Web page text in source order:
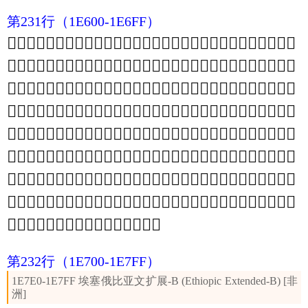
第231行 （1E600-1E6FF）
𞘀𞘁𞘂𞘃𞘄𞘅𞘆𞘇𞘈𞘉𞘊𞘋𞘌𞘍𞘎𞘏𞘐𞘑𞘒𞘓𞘔𞘕𞘖𞘗𞘘𞘙𞘚𞘛𞘜𞘝
𞘞𞘟𞘠𞘡𞘢𞘣𞘤𞘥𞘦𞘧𞘨𞘩𞘪𞘫𞘬𞘭𞘮𞘯𞘰𞘱𞘲𞘳𞘴𞘵𞘶𞘷𞘸𞘹𞘺𞘻
𞘼𞘽𞘾𞘿𞙀𞙁𞙂𞙃𞙄𞙅𞙆𞙇𞙈𞙉𞙊𞙋𞙌𞙍𞙎𞙏𞙐𞙑𞙒𞙓𞙔𞙕𞙖𞙗𞙘𞙙
𞙚𞙛𞙜𞙝𞙞𞙟𞙠𞙡𞙢𞙣𞙤𞙥𞙦𞙧𞙨𞙩𞙪𞙫𞙬𞙭𞙮𞙯𞙰𞙱𞙲𞙳𞙴𞙵𞙶𞙷
𞙸𞙹𞙺𞙻𞙼𞙽𞙾𞙿𞚀𞚁𞚂𞚃𞚄𞚅𞚆𞚇𞚈𞚉𞚊𞚋𞚌𞚍𞚎𞚏𞚐𞚑𞚒𞚓𞚔𞚕
𞚖𞚗𞚘𞚙𞚚𞚛𞚜𞚝𞚞𞚟𞚠𞚡𞚢𞚣𞚤𞚥𞚦𞚧𞚨𞚩𞚪𞚫𞚬𞚭𞚮𞚯𞚰𞚱𞚲𞚳
𞚴𞚵𞚶𞚷𞚸𞚹𞚺𞚻𞚼𞚽𞚾𞚿𞛀𞛁𞛂𞛃𞛄𞛅𞛆𞛇𞛈𞛉𞛊𞛋𞛌𞛍𞛎𞛏𞛐𞛑
𞛒𞛓𞛔𞛕𞛖𞛗𞛘𞛙𞛚𞛛𞛜𞛝𞛞𞛟𞛠𞛡𞛢𞛣𞛤𞛥𞛦𞛧𞛨𞛩𞛪𞛫𞛬𞛭𞛮𞛯
𞛰𞛱𞛲𞛳𞛴𞛵𞛶𞛷𞛸𞛹𞛺𞛻𞛼𞛽𞛾𞛿
第232行 （1E700-1E7FF）
1E7E0-1E7FF 埃塞俄比亚文扩展-B (Ethiopic Extended-B) [非
洲]